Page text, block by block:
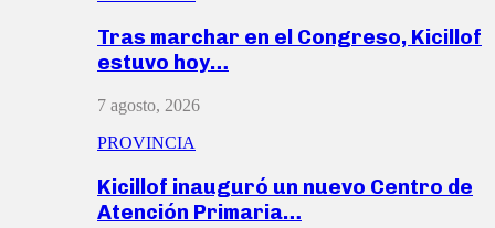
Tras marchar en el Congreso, Kicillof
estuvo hoy…
7 agosto, 2026
PROVINCIA
Kicillof inauguró un nuevo Centro de
Atención Primaria…